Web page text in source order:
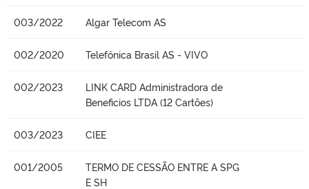
003/2022 Algar Telecom AS
002/2020 Telefônica Brasil AS - VIVO
002/2023
LINK CARD Administradora de
Beneficios LTDA (12 Cartões)
003/2023 CIEE
001/2005
TERMO DE CESSÃO ENTRE A SPG
E SH